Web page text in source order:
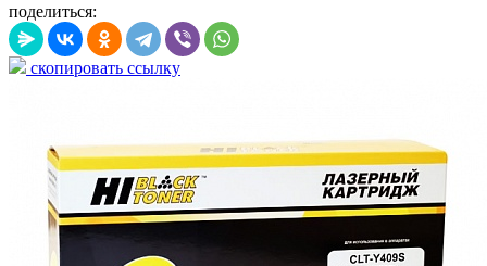
поделиться:
скопировать ссылку